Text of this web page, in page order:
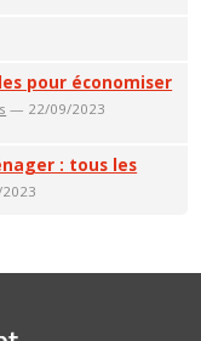
pour économiser
— 22/09/2023
: tous les